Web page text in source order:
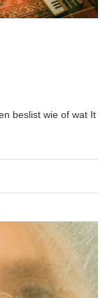
beslist wie of wat It